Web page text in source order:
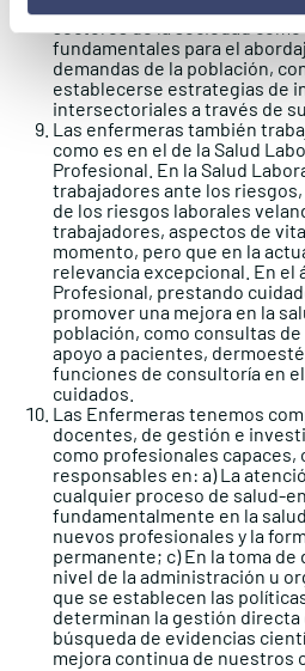
sectores de la sociedad
fundamentales para el
demandas de la población,
establecerse estrategias de
intersectoriales a través de
Las enfermeras también
como es en el de la Salud
Profesional. En la Salud
trabajadores ante los
de los riesgos laborales
trabajadores, aspectos de
momento, pero que en la
relevancia excepcional. En
Profesional, prestando
promover una mejora en la
población, como consultas
apoyo a pacientes,
funciones de consultoría en
cuidados.
Las Enfermeras tenemos
docentes, de gestión e
como profesionales capaces,
responsables en: a) La
cualquier proceso de salud-
fundamentalmente en la
nuevos profesionales y la
permanente; c) En la toma
nivel de la administración u
que se establecen las
determinan la gestión directa
búsqueda de evidencias
mejora continua de nuestros